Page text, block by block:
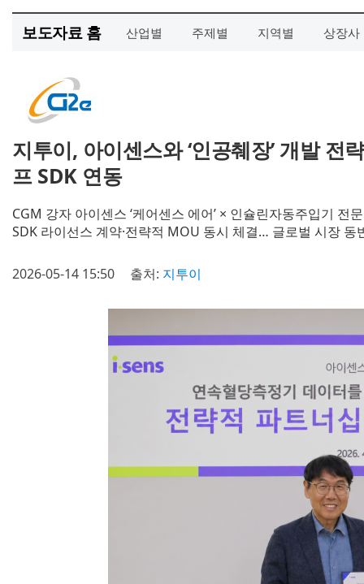
보도자료 홈 산업별 주제별 지역별 상장사
지투이, 아이센스와 ‘인공췌장’ 개발
프 SDK 연동
CGM 강자 아이센스 ‘케어센스 에어’ × 인슐린자동주입기 전
SDK 라이선스 계약·전략적 MOU 동시 체결… 글로벌 시장 동
2026-05-14 15:50 출처: 지투이